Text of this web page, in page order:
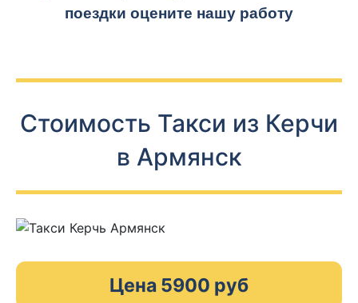
поездки оцените нашу работу
Стоимость Такси из Керчи
в Армянск
Цена 5900 руб